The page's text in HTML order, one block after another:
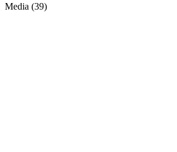
Media (39)